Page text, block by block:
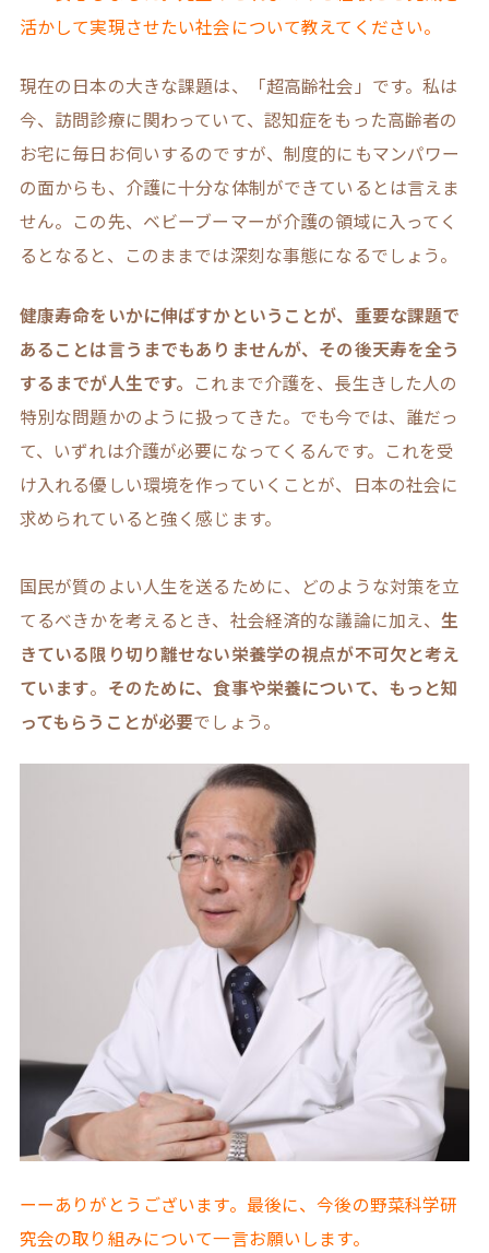
活かして実現させたい社会について教えてください。
現在の日本の大きな課題は、「超高齢社会」です。私は
今、訪問診療に関わっていて、認知症をもった高齢者の
お宅に毎日お伺いするのですが、制度的にもマンパワー
の面からも、介護に十分な体制ができているとは言えま
せん。この先、ベビーブーマーが介護の領域に入ってく
るとなると、このままでは深刻な事態になるでしょう。
健康寿命をいかに伸ばすかということが、重要な課題で
あることは言うまでもありませんが、その後天寿を全う
するまでが人生です。 これまで介護を、長生きした人の
特別な問題かのように扱ってきた。でも今では、誰だっ
て、いずれは介護が必要になってくるんです。これを受
け入れる優しい環境を作っていくことが、日本の社会に
求められていると強く感じます。
国民が質のよい人生を送るために、どのような対策を立
てるべきかを考えるとき、社会経済的な議論に加え、生
きている限り切り離せない栄養学の視点が不可欠と考え
ています。 そのために、食事や栄養について、もっと知
ってもらうことが必要でしょう。
ーーありがとうございます。最後に、今後の野菜科学研
究会の取り組みについて一言お願いします。